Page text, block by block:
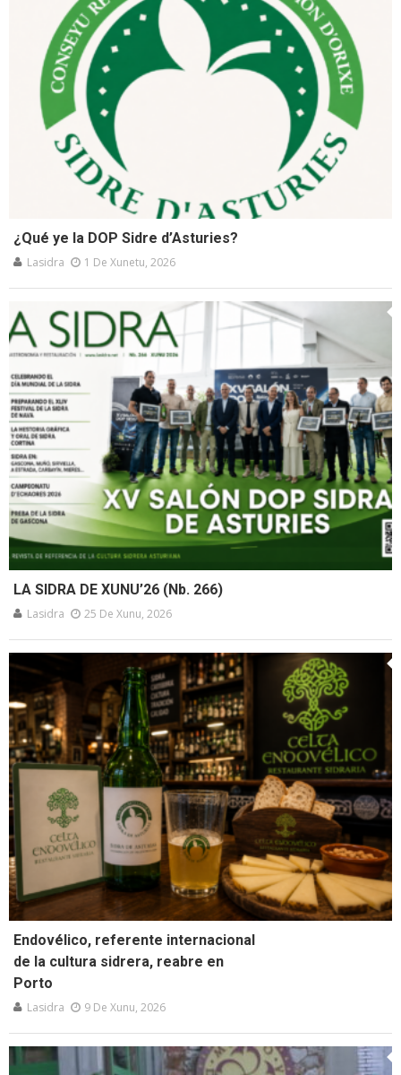
¿Qué ye la DOP Sidre d’Asturies?
Lasidra 1 De Xunetu, 2026
LA SIDRA DE XUNU’26 (Nb. 266)
Lasidra 25 De Xunu, 2026
Endovélico, referente internacional
de la cultura sidrera, reabre en
Porto
Lasidra 9 De Xunu, 2026